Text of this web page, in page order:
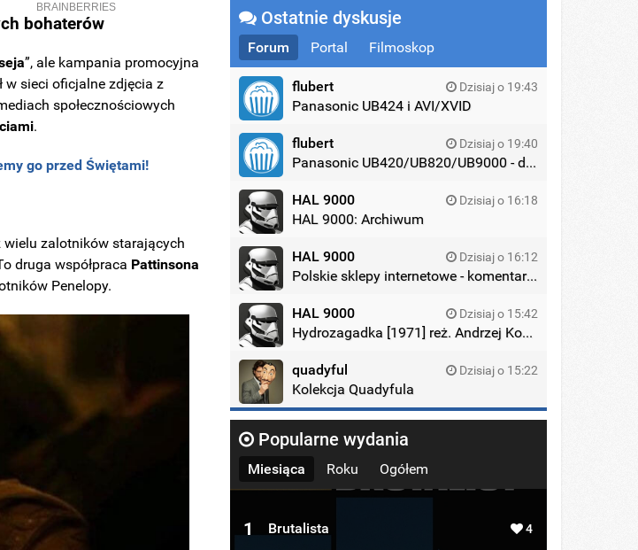
bohaterów
”, ale kampania promocyjna
w sieci oficjalne zdjęcia z
społecznościowych
.
go przed Świętami!
wielu zalotników starających
druga współpraca Pattinsona
Penelopy.
Ostatnie dyskusje
Forum Portal Filmoskop
flubert Dzisiaj o 19:43
Panasonic UB424 i AVI/XVID
flubert Dzisiaj o 19:40
Panasonic UB420/UB820/UB9000 - dyskusja
HAL 9000 Dzisiaj o 16:18
HAL 9000: Archiwum
HAL 9000 Dzisiaj o 16:12
Polskie sklepy internetowe - komentarze
HAL 9000 Dzisiaj o 15:42
Hydrozagadka [1971] reż. Andrzej Kondratiuk
quadyful Dzisiaj o 15:22
Kolekcja Quadyfula
Popularne wydania
Miesiąca Roku Ogółem
1 Brutalista 4